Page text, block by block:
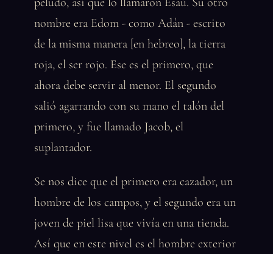
nombre era Edom - como Adán - escrito
de la misma manera [en hebreo], la tierra
roja, el ser rojo. Ese es el primero, que
ahora debe servir al menor. El segundo
salió agarrando con su mano el talón del
primero, y fue llamado Jacob, el
suplantador.
Se nos dice que el primero era cazador, un
hombre de los campos, y el segundo era un
joven de piel lisa que vivía en una tienda.
Así que en este nivel es el hombre exterior